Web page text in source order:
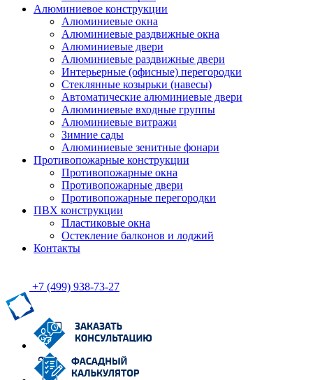
Алюминиевое конструкции
Алюминиевые окна
Алюминиевые раздвижные окна
Алюминиевые двери
Алюминиевые раздвижные двери
Интерьерные (офисные) перегородки
Стеклянные козырьки (навесы)
Автоматические алюминиевые двери
Алюминиевые входные группы
Алюминиевые витражи
Зимние сады
Алюминиевые зенитные фонари
Противопожарные конструкции
Противопожарные окна
Противопожарные двери
Противопожарные перегородки
ПВХ конструкции
Пластиковые окна
Остекление балконов и лоджий
Контакты
+7 (499) 938-73-27